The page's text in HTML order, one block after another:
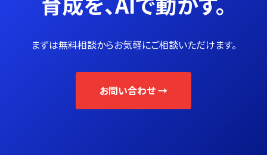
まずは無料相談からお気軽にご相談いただけます。
お問い合わせ →